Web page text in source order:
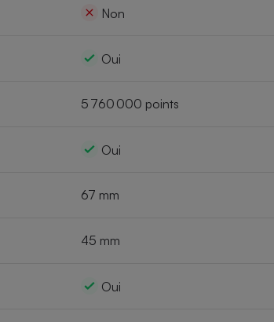
Non
Oui
5 760 000 points
Oui
67 mm
45 mm
Oui